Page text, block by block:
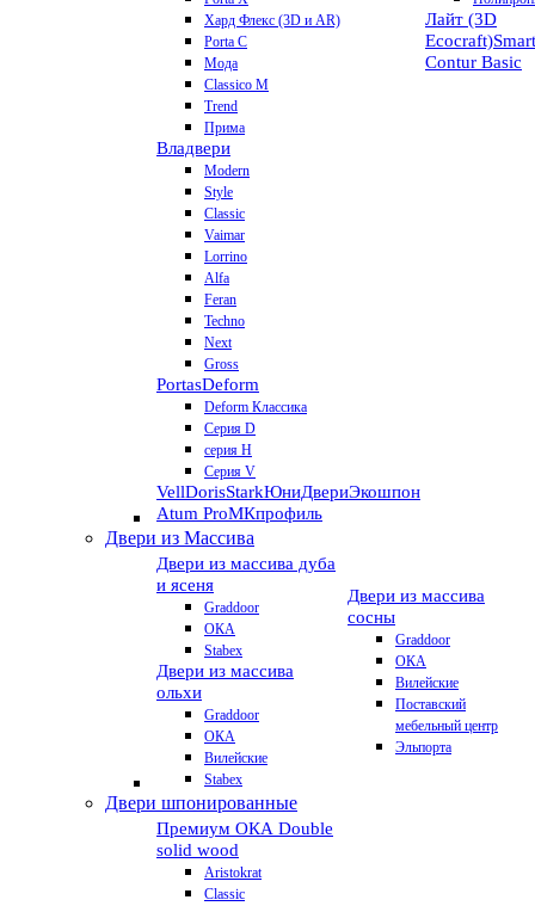
Хард Флекс (3D и AR)
Porta C
Мода
Classico M
Trend
Прима
Владвери
Modern
Style
Classic
Vaimar
Lorrino
Alfa
Feran
Techno
Next
Gross
PortasDeform
Deform Классика
Серия D
серия H
Серия V
VellDorisStarkЮниДвериЭкошпон
Atum ProМКпрофиль
Лайт (3D
Ecocraft)Smart
Contur Basic
Двери из Массива
Двери из массива дуба
и ясеня
Graddoor
ОКА
Stabex
Двери из массива
ольхи
Graddoor
ОКА
Вилейские
Stabex
Двери из массива
сосны
Graddoor
ОКА
Вилейские
Поставский
мебельный центр
Эльпорта
Двери шпонированные
Премиум ОКА Double
solid wood
Aristokrat
Classic